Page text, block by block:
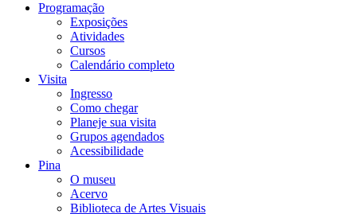
Programação
Exposições
Atividades
Cursos
Calendário completo
Visita
Ingresso
Como chegar
Planeje sua visita
Grupos agendados
Acessibilidade
Pina
O museu
Acervo
Biblioteca de Artes Visuais